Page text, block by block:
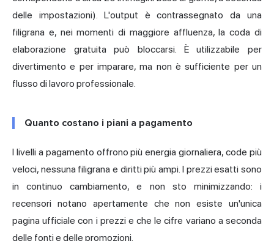
delle impostazioni). L'output è contrassegnato da una
filigrana e, nei momenti di maggiore affluenza, la coda di
elaborazione gratuita può bloccarsi. È utilizzabile per
divertimento e per imparare, ma non è sufficiente per un
flusso di lavoro professionale.
Quanto costano i piani a pagamento
I livelli a pagamento offrono più energia giornaliera, code più
veloci, nessuna filigrana e diritti più ampi. I prezzi esatti sono
in continuo cambiamento, e non sto minimizzando: i
recensori notano apertamente che non esiste un'unica
pagina ufficiale con i prezzi e che le cifre variano a seconda
delle fonti e delle promozioni.